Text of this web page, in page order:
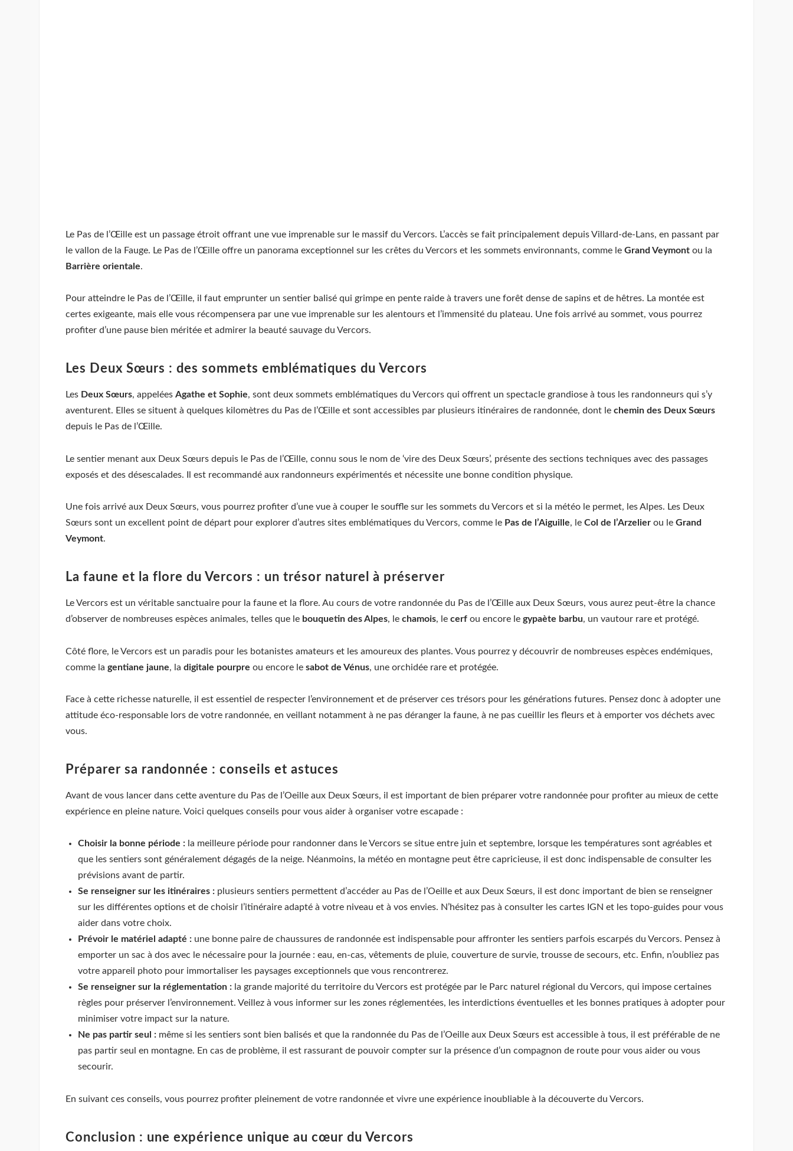
Le Pas de l’Œille est un passage étroit offrant une vue imprenable sur le massif du Vercors. L’accès se fait principalement depuis Villard-de-Lans, en passant par
le vallon de la Fauge. Le Pas de l’Œille offre un panorama exceptionnel sur les crêtes du Vercors et les sommets environnants, comme le Grand Veymont ou la
Barrière orientale.
Pour atteindre le Pas de l’Œille, il faut emprunter un sentier balisé qui grimpe en pente raide à travers une forêt dense de sapins et de hêtres. La montée est
certes exigeante, mais elle vous récompensera par une vue imprenable sur les alentours et l’immensité du plateau. Une fois arrivé au sommet, vous pourrez
profiter d’une pause bien méritée et admirer la beauté sauvage du Vercors.
Les Deux Sœurs : des sommets emblématiques du Vercors
Les Deux Sœurs, appelées Agathe et Sophie, sont deux sommets emblématiques du Vercors qui offrent un spectacle grandiose à tous les randonneurs qui s’y
aventurent. Elles se situent à quelques kilomètres du Pas de l’Œille et sont accessibles par plusieurs itinéraires de randonnée, dont le chemin des Deux Sœurs
depuis le Pas de l’Œille.
Le sentier menant aux Deux Sœurs depuis le Pas de l’Œille, connu sous le nom de ‘vire des Deux Sœurs’, présente des sections techniques avec des passages
exposés et des désescalades. Il est recommandé aux randonneurs expérimentés et nécessite une bonne condition physique.
Une fois arrivé aux Deux Sœurs, vous pourrez profiter d’une vue à couper le souffle sur les sommets du Vercors et si la météo le permet, les Alpes. Les Deux
Sœurs sont un excellent point de départ pour explorer d’autres sites emblématiques du Vercors, comme le Pas de l’Aiguille, le Col de l’Arzelier ou le Grand
Veymont.
La faune et la flore du Vercors : un trésor naturel à préserver
Le Vercors est un véritable sanctuaire pour la faune et la flore. Au cours de votre randonnée du Pas de l’Œille aux Deux Sœurs, vous aurez peut-être la chance
d’observer de nombreuses espèces animales, telles que le bouquetin des Alpes, le chamois, le cerf ou encore le gypaète barbu, un vautour rare et protégé.
Côté flore, le Vercors est un paradis pour les botanistes amateurs et les amoureux des plantes. Vous pourrez y découvrir de nombreuses espèces endémiques,
comme la gentiane jaune, la digitale pourpre ou encore le sabot de Vénus, une orchidée rare et protégée.
Face à cette richesse naturelle, il est essentiel de respecter l’environnement et de préserver ces trésors pour les générations futures. Pensez donc à adopter une
attitude éco-responsable lors de votre randonnée, en veillant notamment à ne pas déranger la faune, à ne pas cueillir les fleurs et à emporter vos déchets avec
vous.
Préparer sa randonnée : conseils et astuces
Avant de vous lancer dans cette aventure du Pas de l’Oeille aux Deux Sœurs, il est important de bien préparer votre randonnée pour profiter au mieux de cette
expérience en pleine nature. Voici quelques conseils pour vous aider à organiser votre escapade :
Choisir la bonne période : la meilleure période pour randonner dans le Vercors se situe entre juin et septembre, lorsque les températures sont agréables et
que les sentiers sont généralement dégagés de la neige. Néanmoins, la météo en montagne peut être capricieuse, il est donc indispensable de consulter les
prévisions avant de partir.
Se renseigner sur les itinéraires : plusieurs sentiers permettent d’accéder au Pas de l’Oeille et aux Deux Sœurs, il est donc important de bien se renseigner
sur les différentes options et de choisir l’itinéraire adapté à votre niveau et à vos envies. N’hésitez pas à consulter les cartes IGN et les topo-guides pour vous
aider dans votre choix.
Prévoir le matériel adapté : une bonne paire de chaussures de randonnée est indispensable pour affronter les sentiers parfois escarpés du Vercors. Pensez à
emporter un sac à dos avec le nécessaire pour la journée : eau, en-cas, vêtements de pluie, couverture de survie, trousse de secours, etc. Enfin, n’oubliez pas
votre appareil photo pour immortaliser les paysages exceptionnels que vous rencontrerez.
Se renseigner sur la réglementation : la grande majorité du territoire du Vercors est protégée par le Parc naturel régional du Vercors, qui impose certaines
règles pour préserver l’environnement. Veillez à vous informer sur les zones réglementées, les interdictions éventuelles et les bonnes pratiques à adopter pour
minimiser votre impact sur la nature.
Ne pas partir seul : même si les sentiers sont bien balisés et que la randonnée du Pas de l’Oeille aux Deux Sœurs est accessible à tous, il est préférable de ne
pas partir seul en montagne. En cas de problème, il est rassurant de pouvoir compter sur la présence d’un compagnon de route pour vous aider ou vous
secourir.
En suivant ces conseils, vous pourrez profiter pleinement de votre randonnée et vivre une expérience inoubliable à la découverte du Vercors.
Conclusion : une expérience unique au cœur du Vercors